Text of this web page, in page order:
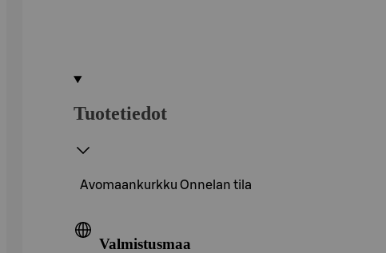
Tuotetiedot
Avomaankurkku Onnelan tila
Valmistusmaa